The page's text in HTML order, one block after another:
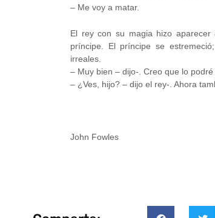
– Me voy a matar.
El rey con su magia hizo
príncipe. El príncipe se
irreales.
– Muy bien – dijo-. Creo que lo podré
– ¿Ves, hijo? – dijo el rey-. Ahora
John Fowles